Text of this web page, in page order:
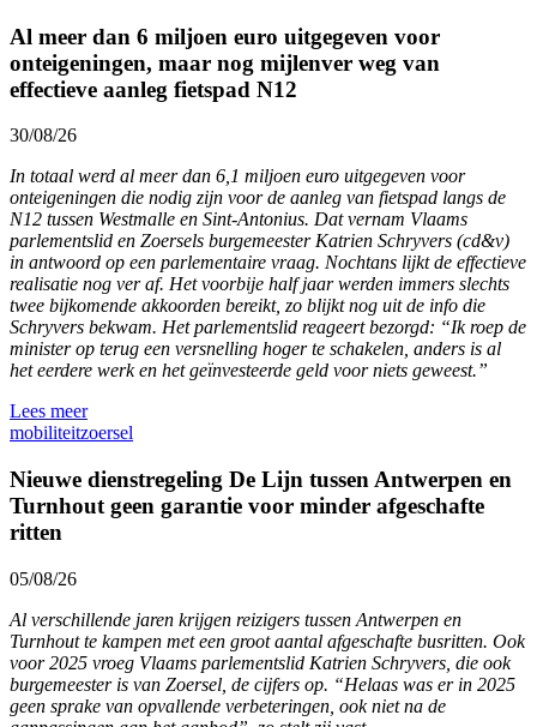
Al meer dan 6 miljoen euro uitgegeven voor
onteigeningen, maar nog mijlenver weg van
effectieve aanleg fietspad N12
30/08/26
In totaal werd al meer dan 6,1 miljoen euro uitgegeven voor
onteigeningen die nodig zijn voor de aanleg van fietspad langs de
N12 tussen Westmalle en Sint-Antonius. Dat vernam Vlaams
parlementslid en Zoersels burgemeester Katrien Schryvers (cd&v)
in antwoord op een parlementaire vraag. Nochtans lijkt de effectieve
realisatie nog ver af. Het voorbije half jaar werden immers slechts
twee bijkomende akkoorden bereikt, zo blijkt nog uit de info die
Schryvers bekwam. Het parlementslid reageert bezorgd: “Ik roep de
minister op terug een versnelling hoger te schakelen, anders is al
het eerdere werk en het geïnvesteerde geld voor niets geweest.”
Lees meer
mobiliteitzoersel
Nieuwe dienstregeling De Lijn tussen Antwerpen en
Turnhout geen garantie voor minder afgeschafte
ritten
05/08/26
Al verschillende jaren krijgen reizigers tussen Antwerpen en
Turnhout te kampen met een groot aantal afgeschafte busritten. Ook
voor 2025 vroeg Vlaams parlementslid Katrien Schryvers, die ook
burgemeester is van Zoersel, de cijfers op. “Helaas was er in 2025
geen sprake van opvallende verbeteringen, ook niet na de